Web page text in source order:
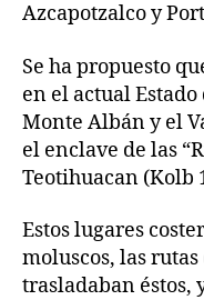
Azcapotzalco y
Se ha propuesto
en el actual
Monte Albán y el
el enclave de las
Teotihuacan (Kolb
Estos lugares
moluscos, las
trasladaban éstos,